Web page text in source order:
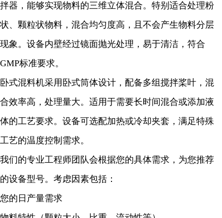
拌器，能够实现物料的三维立体混合。特别适合处理粉
状、颗粒状物料，混合均匀度高，且不会产生物料分层
现象。设备内壁经过镜面抛光处理，易于清洁，符合
GMP标准要求。
卧式混料机采用卧式筒体设计，配备多组搅拌桨叶，混
合效率高，处理量大。适用于需要长时间混合或添加液
体的工艺要求。设备可选配加热或冷却夹套，满足特殊
工艺的温度控制需求。
我们的专业工程师团队会根据您的具体需求，为您推荐
的设备型号。考虑因素包括：
您的日产量需求